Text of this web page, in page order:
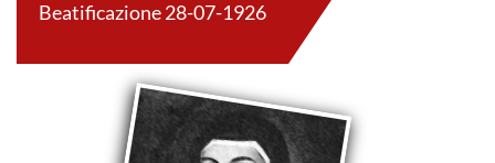
Beatificazione 28-07-1926